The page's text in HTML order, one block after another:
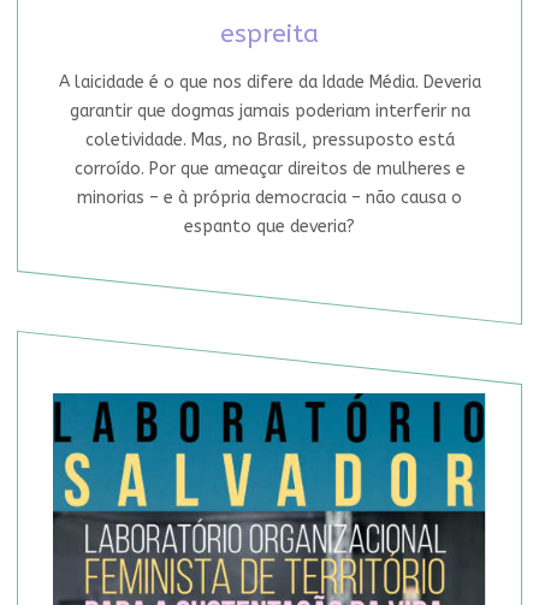
espreita
A laicidade é o que nos difere da Idade Média. Deveria
garantir que dogmas jamais poderiam interferir na
coletividade. Mas, no Brasil, pressuposto está
corroído. Por que ameaçar direitos de mulheres e
minorias – e à própria democracia – não causa o
espanto que deveria?